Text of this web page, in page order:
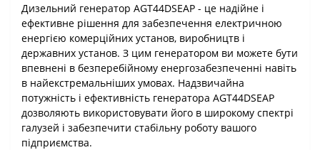
Дизельний генератор AGT44DSEAP - це надійне і
ефективне рішення для забезпечення електричною
енергією комерційних установ, виробництв і
державних установ. З цим генератором ви можете бути
впевнені в безперебійному енергозабезпеченні навіть
в найекстремальніших умовах. Надзвичайна
потужність і ефективність генератора AGT44DSEAP
дозволяють використовувати його в широкому спектрі
галузей і забезпечити стабільну роботу вашого
підприємства.